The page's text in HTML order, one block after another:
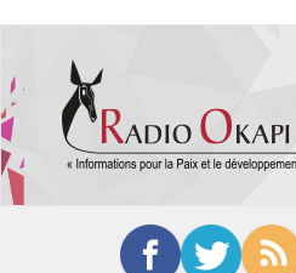
contenu
principal